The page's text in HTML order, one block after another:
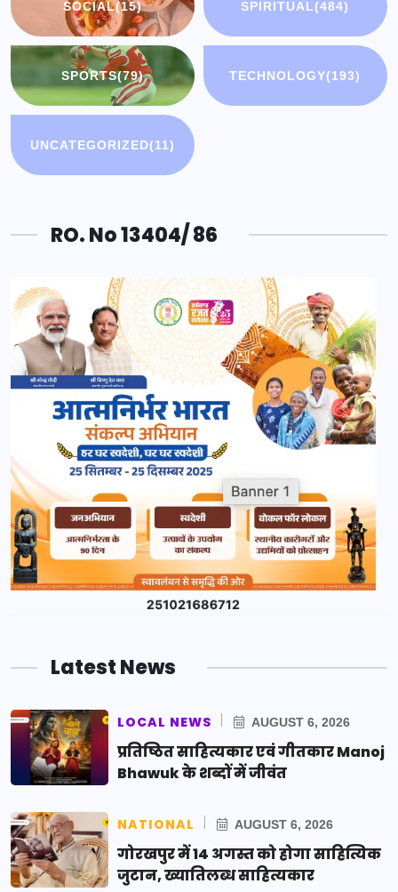
SOCIAL(15) SPIRITUAL(484)
SPORTS(79) TECHNOLOGY(193)
UNCATEGORIZED(11)
RO. No 13404/ 86
Latest News
LOCAL NEWS AUGUST 6, 2026
प्रतिष्ठित साहित्यकार एवं गीतकार Manoj
Bhawuk के शब्दों में जीवंत
NATIONAL AUGUST 6, 2026
गोरखपुर में 14 अगस्त को होगा साहित्यिक
जुटान, ख्यातिलब्ध साहित्यकार